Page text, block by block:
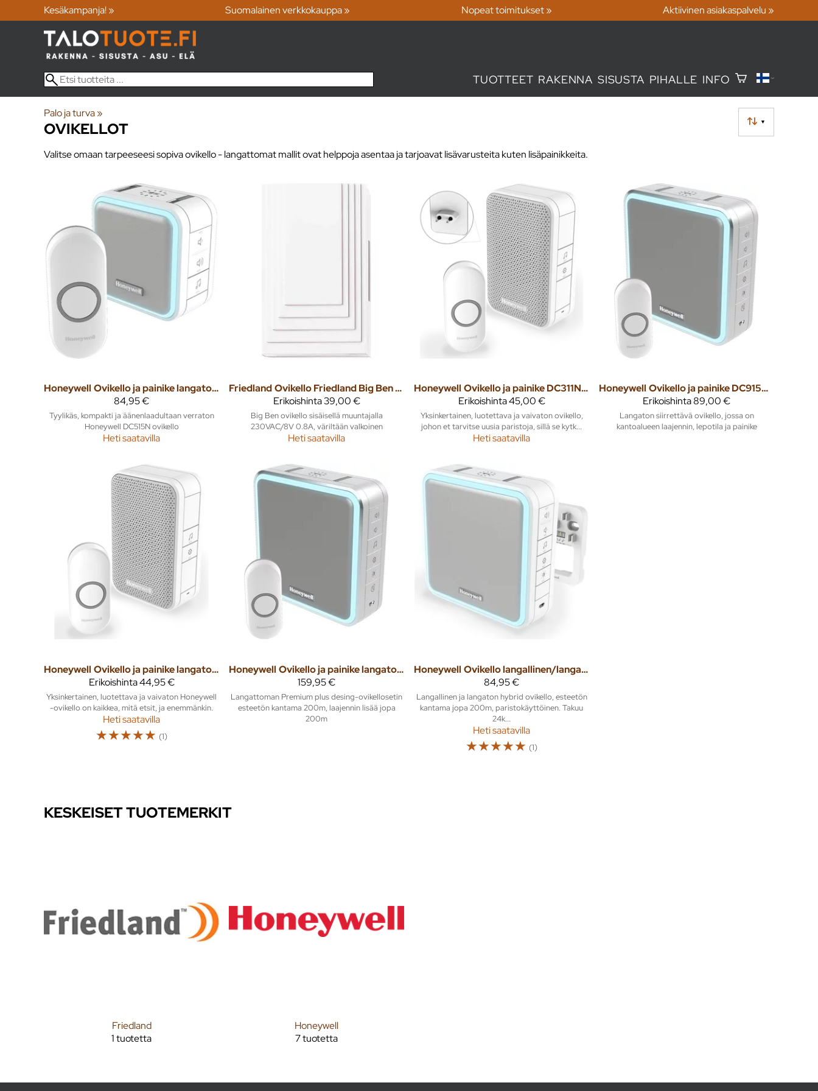
Kesäkampanja! » Suomalainen verkkokauppa » Nopeat toimitukset » Aktiivinen asiakaspalvelu »
TUOTTEET RAKENNA SISUSTA PIHALLE INFO
Palo ja turva‪»
▼
OVIKELLOT
Valitse omaan tarpeeseesi sopiva ovikello - langattomat mallit ovat helppoja asentaa ja tarjoavat lisävarusteita kuten lisäpainikkeita.
Honeywell
Ovikello ja painike langaton DC515N 150m
84,95 €
Tyylikäs, kompakti ja äänenlaadultaan verraton
Honeywell DC515N ovikello
Heti saatavilla
Friedland
Ovikello Friedland Big Ben D3230 230/8V muuntajalla
Erikoishinta39,00 €
Big Ben ovikello sisäisellä muuntajalla
230VAC/8V 0.8A, väriltään valkoinen
Heti saatavilla
Honeywell
Ovikello ja painike DC311NP2 150m 868MHz
Erikoishinta45,00 €
Yksinkertainen, luotettava ja vaivaton ovikello,
johon et tarvitse uusia paristoja, sillä se kytk...
Heti saatavilla
Honeywell
Ovikello ja painike DC915NG 200m 868MHz
Erikoishinta89,00 €
Langaton siirrettävä ovikello, jossa on
kantoalueen laajennin, lepotila ja painike
Honeywell
Ovikello ja painike langaton DC311N 150m 868Mhz
Erikoishinta44,95 €
Yksinkertainen, luotettava ja vaivaton Honeywell
-ovikello on kaikkea, mitä etsit, ja enemmänkin.
Heti saatavilla
☆☆☆☆☆ (1)
Honeywell
Ovikello ja painike langaton DC917NG 200m
159,95 €
Langattoman Premium plus desing-ovikellosetin
esteetön kantama 200m, laajennin lisää jopa
200m
Honeywell
Ovikello langallinen/langaton DW915S 200m
84,95 €
Langallinen ja langaton hybrid ovikello, esteetön
kantama jopa 200m, paristokäyttöinen. Takuu
24k...
Heti saatavilla
☆☆☆☆☆ (1)
KESKEISET TUOTEMERKIT
Friedland
1 tuotetta
Honeywell
7 tuotetta